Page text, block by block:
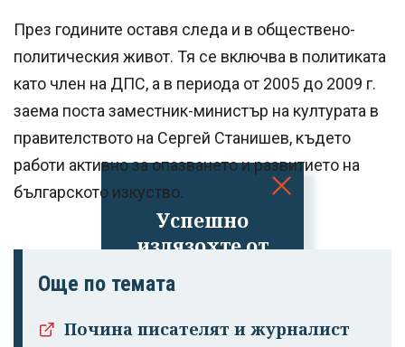
Успешно
излязохте от
През годините оставя следа и в обществено-
политическия живот. Тя се включва в политиката
като член на ДПС, а в периода от 2005 до 2009 г.
заема поста заместник-министър на културата в
правителството на Сергей Станишев, където
работи активно за опазването и развитието на
българското изкуство.
Още по темата
Почина писателят и журналист